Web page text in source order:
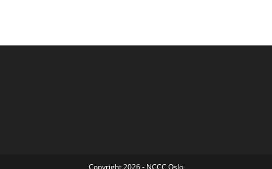
Copyright 2026 - NCCC Oslo